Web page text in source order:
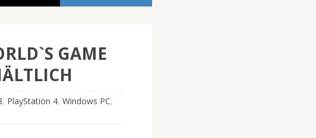
GAME
, PlayStation 4, Windows PC,